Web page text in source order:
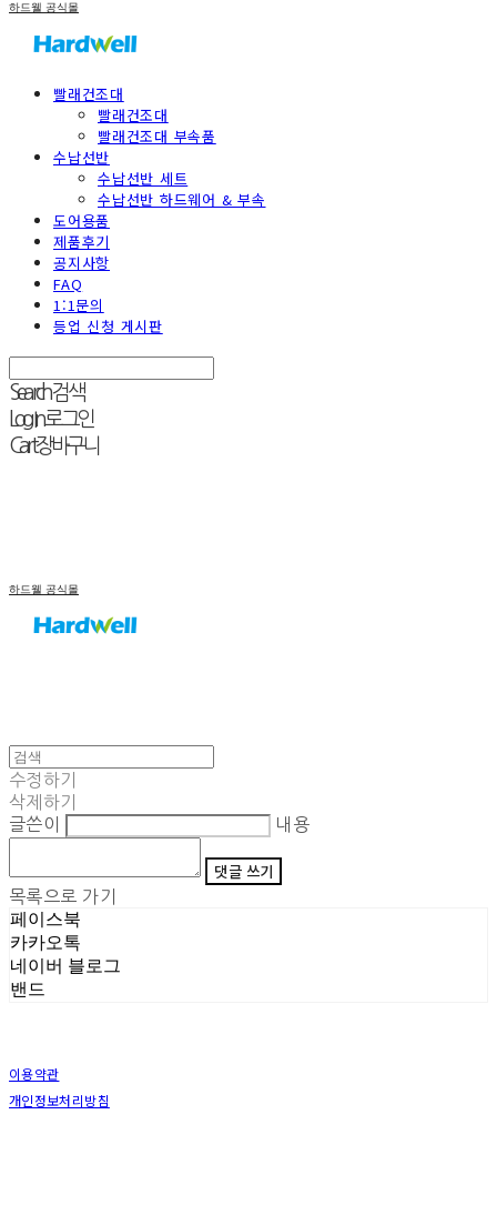
하드웰 공식몰
빨래건조대
빨래건조대
빨래건조대 부속품
수납선반
수납선반 세트
수납선반 하드웨어 & 부속
도어용품
제품후기
공지사항
FAQ
1:1문의
등업 신청 게시판
Search검색
Log In로그인
Cart장바구니
하드웰 공식몰
수정하기
삭제하기
글쓴이
내용
댓글 쓰기
목록으로 가기
페이스북
카카오톡
네이버 블로그
밴드
이용약관
개인정보처리방침